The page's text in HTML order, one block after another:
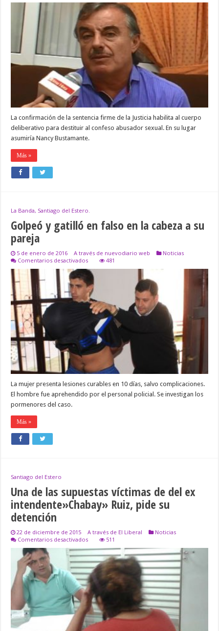
Chabay»
Ruiz
será
expulsado
del
Concejo
Deliberante
La confirmación de la sentencia firme de la Justicia habilita al cuerpo
deliberativo para destituir al confeso abusador sexual. En su lugar
asumiría Nancy Bustamante.
Más »
La Banda, Santiago del Estero.
Golpeó y gatilló en falso en la cabeza a su
pareja
5 de enero de 2016 A través de nuevodiario web
Noticias
Comentarios desactivadosen
y
gatilló
en
falso
en
la
cabeza
su
pareja
481
La mujer presenta lesiones curables en 10 días, salvo complicaciones.
El hombre fue aprehendido por el personal policial. Se investigan los
pormenores del caso.
Más »
Santiago del Estero
Una de las supuestas víctimas de del ex
intendente»Chabay» Ruiz, pide su
detención
22 de diciembre de 2015 A través de El Liberal
Noticias
Comentarios desactivadosen
de
las
supuestas
víctimas
de
del
ex
intendente»Chabay»
Ruiz,
pide
su
511